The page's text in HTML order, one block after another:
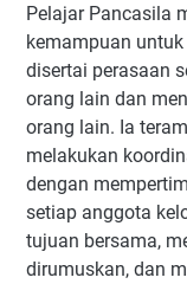
Pelajar Pancasila
kemampuan
disertai perasaan
orang lain dan
orang lain. Ia
melakukan
dengan
setiap anggota
tujuan bersama,
dirumuskan, dan